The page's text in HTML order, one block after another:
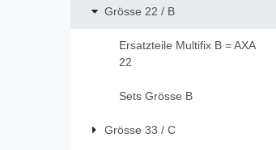
Grösse 22 / B
Ersatzteile Multifix B = AXA
22
Sets Grösse B
Grösse 33 / C